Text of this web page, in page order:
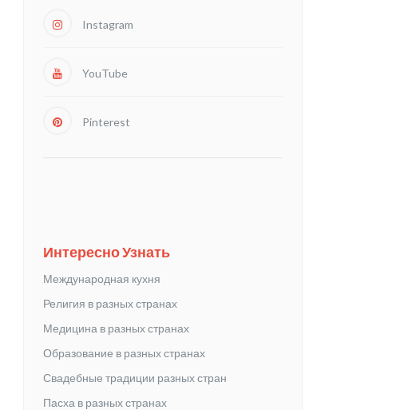
Instagram
YouTube
Pinterest
Интересно Узнать
Международная кухня
Религия в разных странах
Медицина в разных странах
Образование в разных странах
Свадебные традиции разных стран
Пасха в разных странах